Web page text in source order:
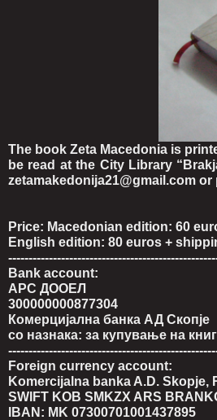
The book Zeta Macedonia is
be read at the City Library
zetamakedonija21@gmail.com or
Price: Macedonian edition: 60
English edition: 80 euros +
Bank account:
АРС ДООЕЛ
300000000877304
Комерцијална банка АД Скопје
со назнака: за купување на
Foreign currency account:
Komercijalna banka A.D. Skopje,
SWIFT KOB SMKZX ARS
IBAN: MK 07300701001437895